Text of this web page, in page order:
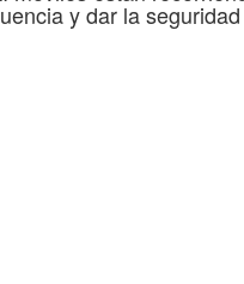
y dar la